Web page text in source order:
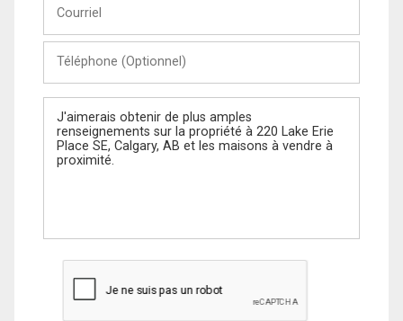
(Optionnel)
Message